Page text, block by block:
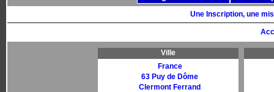
Une Inscription, une
Ville
France
63 Puy de Dôme
Clermont Ferrand